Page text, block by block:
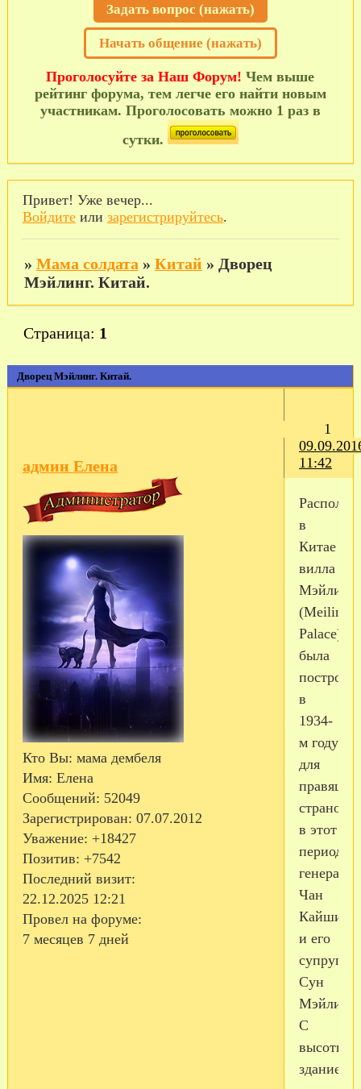
Задать вопрос (нажать)
Начать общение (нажать)
Проголосуйте за Наш Форум! Чем выше
рейтинг форума, тем легче его найти новым
участникам. Проголосовать можно 1 раз в
сутки.
Привет! Уже вечер...
Войдитеили зарегистрируйтесь.
» Мама солдата » Китай » Дворец
Мэйлинг. Китай.
Дворец Мэйлинг. Китай.
Страница: 1
1
11:42
админ Елена
Кто Вы: мама дембеля
Имя: Елена
Сообщений: 52049
Зарегистрирован: 07.07.2012
Уважение: +18427
Позитив: +7542
Последний визит:
22.12.2025 12:21
Провел на форуме:
7 месяцев 7 дней
в
Китае
вилла
Мэйлинг
(Meiling
Palace)
была
в
1934-
м году
для
страной
в этот
период
генерала
Чан
Кайши
и его
супруги
Сун
Мэйлин.
С
высоты
здание